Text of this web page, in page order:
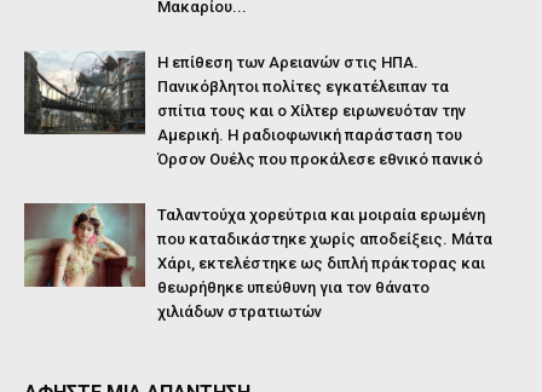
Μακαρίου...
Η επίθεση των Αρειανών στις ΗΠΑ.
Πανικόβλητοι πολίτες εγκατέλειπαν τα
σπίτια τους και ο Χίλτερ ειρωνευόταν την
Αμερική. Η ραδιοφωνική παράσταση του
Όρσον Ουέλς που προκάλεσε εθνικό πανικό
Ταλαντούχα χορεύτρια και μοιραία ερωμένη
που καταδικάστηκε χωρίς αποδείξεις. Μάτα
Χάρι, εκτελέστηκε ως διπλή πράκτορας και
θεωρήθηκε υπεύθυνη για τον θάνατο
χιλιάδων στρατιωτών